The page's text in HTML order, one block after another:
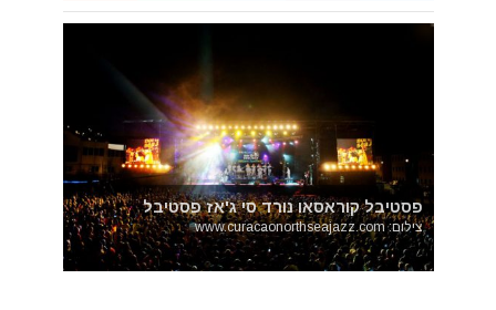
פסטיבל קוראסאו נורד סי ג'אז פסטיבל
צילום: www.curacaonorthseajazz.com